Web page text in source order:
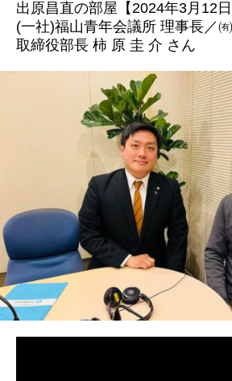
出原昌直の部屋【2024年3月12
(一社)福山青年会議所 理事長／
取締役部長 柿 原 圭 介 さん